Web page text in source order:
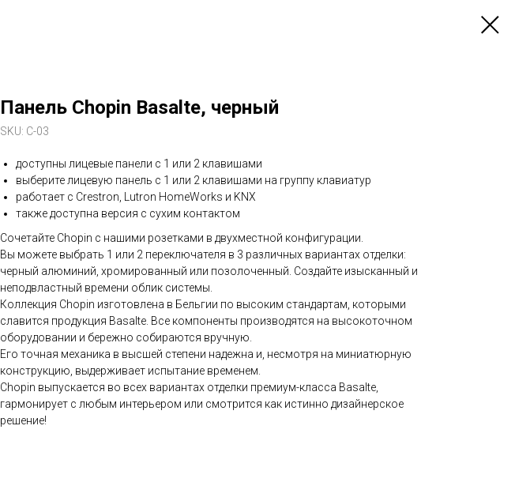
Панель Chopin Basalte, черный
SKU: C-03
доступны лицевые панели с 1 или 2 клавишами
выберите лицевую панель с 1 или 2 клавишами на группу клавиатур
работает с Crestron, Lutron HomeWorks и KNX
также доступна версия с сухим контактом
Сочетайте Chopin с нашими розетками в двухместной конфигурации.
Вы можете выбрать 1 или 2 переключателя в 3 различных вариантах отделки:
черный алюминий, хромированный или позолоченный. Создайте изысканный и
неподвластный времени облик системы.
Коллекция Chopin изготовлена в Бельгии по высоким стандартам, которыми
славится продукция Basalte. Все компоненты производятся на высокоточном
оборудовании и бережно собираются вручную.
Его точная механика в высшей степени надежна и, несмотря на миниатюрную
конструкцию, выдерживает испытание временем.
Chopin выпускается во всех вариантах отделки премиум-класса Basalte,
гармонирует с любым интерьером или смотрится как истинно дизайнерское
решение!